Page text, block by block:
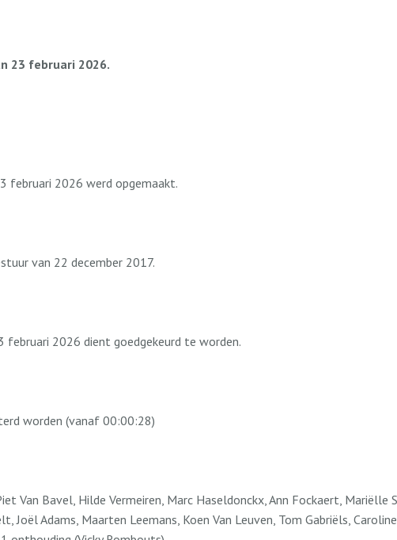
23 februari 2026.
februari 2026 werd opgemaakt.
van 22 december 2017.
2026 dient goedgekeurd te worden.
worden (vanaf 00:00:28)
Van Bavel, Hilde Vermeiren, Marc Haseldonckx, Ann Fockaert, Mariëlle
Joël Adams, Maarten Leemans, Koen Van Leuven, Tom Gabriëls,